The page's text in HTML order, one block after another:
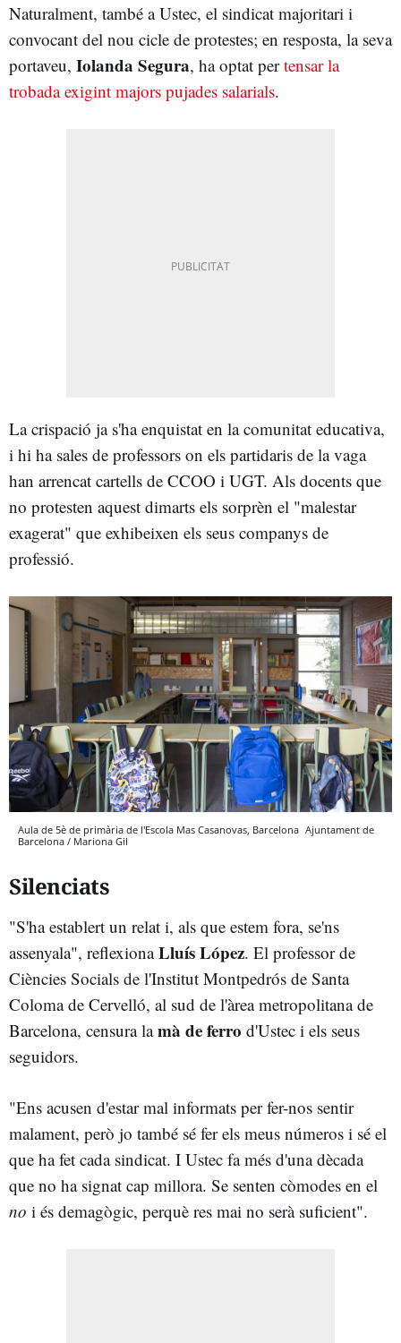
Naturalment, també a Ustec, el sindicat majoritari i
convocant del nou cicle de protestes; en resposta, la seva
portaveu, Iolanda Segura, ha optat pertensar la
trobada exigint majors pujades salarials.
La crispació ja s'ha enquistat en la comunitat educativa,
i hi ha sales de professors on els partidaris de la vaga
han arrencat cartells de CCOO i UGT. Als docents que
no protesten aquest dimarts els sorprèn el "malestar
exagerat" que exhibeixen els seus companys de
professió.
Aula de 5è de primària de l'Escola Mas Casanovas, Barcelona Ajuntament de
Barcelona / Mariona Gil
Silenciats
"S'ha establert un relat i, als que estem fora, se'ns
assenyala", reflexionaLluís López. El professor de
Ciències Socials de l'Institut Montpedrós de Santa
Coloma de Cervelló, al sud de l'àrea metropolitana de
Barcelona, censura lamà de ferro d'Ustec i els seus
seguidors.
"Ens acusen d'estar mal informats per fer-nos sentir
malament, però jo també sé fer els meus números i sé el
que ha fet cada sindicat. I Ustec fa més d'una dècada
que no ha signat cap millora. Se senten còmodes en el
no i és demagògic, perquè res mai no serà suficient".